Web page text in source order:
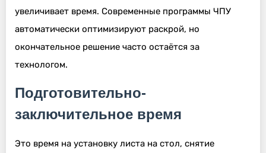
увеличивает время. Современные программы ЧПУ
автоматически оптимизируют раскрой, но
окончательное решение часто остаётся за
технологом.
Подготовительно-
заключительное время
Это время на установку листа на стол, снятие